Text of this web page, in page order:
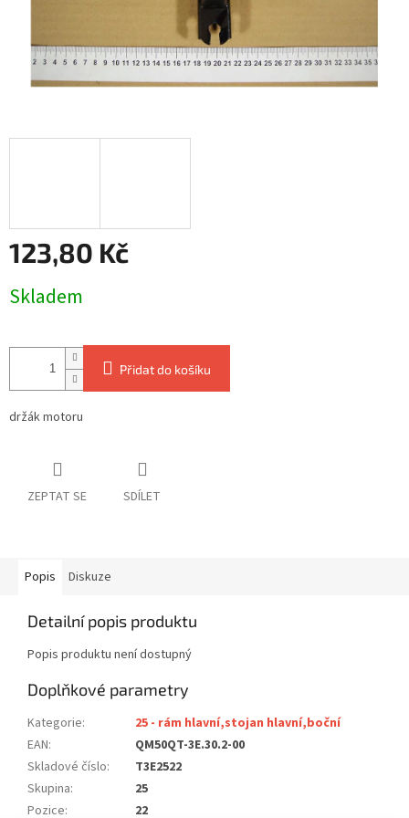
123,80 Kč
cena:
Skladem
Přidat do košíku
držák motoru
ZEPTAT SE SDÍLET
Popis Diskuze
Detailní popis produktu
Popis produktu není dostupný
Doplňkové parametry
Kategorie:
25 - rám hlavní,stojan hlavní,boční
EAN:
QM50QT-3E.30.2-00
Skladové číslo:
T3E2522
Skupina:
25
Pozice: 22